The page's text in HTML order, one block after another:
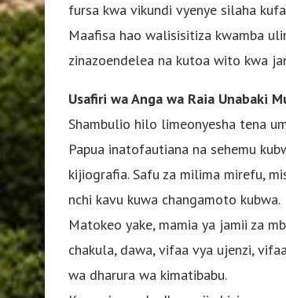
fursa kwa vikundi vyenye silaha
Maafisa hao walisisitiza kwamba
zinazoendelea na kutoa wito kwa
Usafiri wa Anga wa Raia Unabaki
Shambulio hilo limeonyesha tena
Papua inatofautiana na sehemu
kijiografia. Safu za milima mirefu,
nchi kavu kuwa changamoto kubwa.
Matokeo yake, mamia ya jamii za
chakula, dawa, vifaa vya ujenzi,
wa dharura wa kimatibabu.